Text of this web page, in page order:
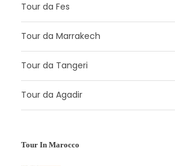
Tour da Fes
Tour da Marrakech
Tour da Tangeri
Tour da Agadir
Tour In Marocco